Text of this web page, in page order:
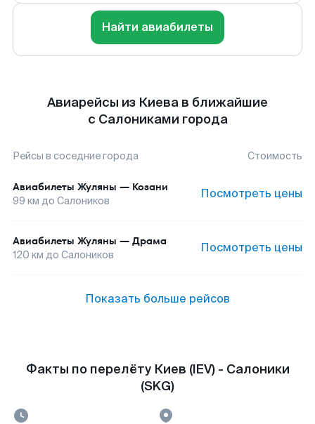
Найти авиабилеты
Авиарейсы из Киева в ближайшие
с Салониками города
Рейсы в соседние города Стоимость
Авиабилеты Жуляны — Козани
99 км до Салоников Посмотреть цены
Авиабилеты Жуляны — Драма
120 км до Салоников Посмотреть цены
Показать больше рейсов
Факты по перелёту Киев (IEV) - Салоники
(SKG)